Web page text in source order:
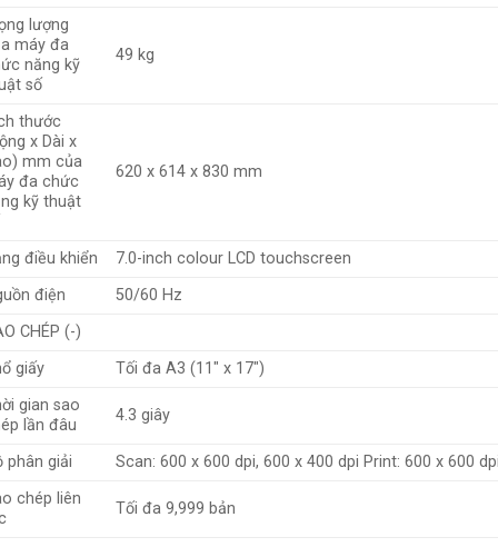
lượng
máy đa
năng kỹ
số
49 kg
thước
x Dài x
mm của
đa chức
kỹ thuật
620 x 614 x 830 mm
điều khiển
7.0-inch colour LCD touchscreen
điện
50/60 Hz
CHÉP (-)
giấy
Tối đa A3 (11″ x 17″)
gian sao
lần đâu
4.3 giây
phân giải
Scan: 600 x 600 dpi, 600 x 400 dpi Print: 600 x 600
chép liên
Tối đa 9,999 bản